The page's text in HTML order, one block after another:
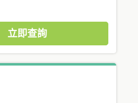
立即查詢